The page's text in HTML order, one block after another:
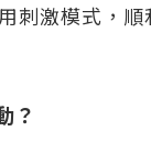
刺激模式，順
？